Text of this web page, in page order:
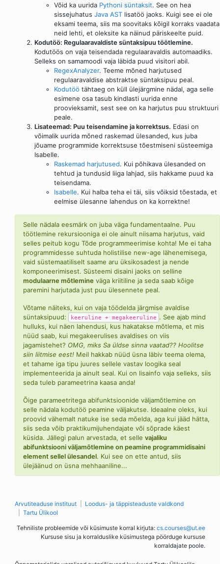
Võid ka uurida Pythoni süntaksit. See on hea
sissejuhatus Java AST lisatöö jaoks. Kuigi see ei ole
eksami teema, siis ma soovitaks kõigil korraks vaadata
neid lehti, et oleksite ka näinud päriskeelte puid.
Kodutöö: Regulaaravaldiste süntaksipuu töötlemine.
Kodutöös on vaja teisendada regulaaravaldis automaadiks.
Selleks on samamoodi vaja läbida puud visitori abil.
RegexAnalyzer. Teeme mõned harjutused
regulaaravaldise abstraktse süntaksipuu peal.
Kodutöö tähtaeg on küll ülejärgmine nädal, aga selle
esimene osa tasub kindlasti uurida enne
proovieksamit, sest see on ka harjutus puu struktuuri
peale.
Lisateemad: Puu teisendamine ja korrektsus. Edasi on
võimalik uurida mõned raskemad ülesanded, kus juba
jõuame programmide korrektsuse tõestmiseni süsteemiga
Isabelle.
Raskemad harjutused. Kui põhikava ülesanded on
tehtud ja tundusid liiga lahjad, siis hakkame puud ka
teisendama.
Isabelle. Kui halba teha ei täi, siis võiksid tõestada, et
eelmise ülesanne lahendus on ka korrektne!
Selle nädala eesmärk on juba väga fundamentaalne. Puu
töötlemine rekursiooniga ei ole ainult niisama harjutus, vaid
selles peitub kogu Tõde programmeerimise kohta! Me ei taha
programmidesse suhtuda holistilise new-age lähenemisega,
vaid süstemaatiliselt saame aru üksikosadest ja nende
komponeerimisest. Süsteemi disaini jaoks on selline
modulaarne mõtlemine väga kriitiline ja seda saab kõige
paremini harjutada just puu ülesennete peal.
Võtame näiteks, kui on vaja töödelda järgmise avaldise
süntaksipuud:
keeruline + megakeeruline . See ajab mind
hulluks, kui näen lahendusi, kus hakatakse mõtlema, et mis
nüüd saab, kui megakeerulises avaldises on viis
jagamistehet? OMG, miks Sa üldse sinna vaatad?? Hoolitse
siin liitmise eest! Meil hakkab nüüd üsna läbiv teema olema,
et tahame iga tipu juures sellele vastav loogika seal
implementeerida ja ainult seal. Kui on lisainfo vaja selleks, siis
seda tuleb parameetrina kaasa anda!
Õige parameetritega abifunktsioonide väljamõtlemine on
selle nädala kodutöö peamine väljakutse. Ideaalne oleks, kui
proovid vähemalt natuke ise seda mõelda, aga kui jääd hätta,
siis seda võib praktikumijuhendajate või sõprade käest
küsida. Jällegi palun arvestada, et sellevajaliku
abifunktsiooni väljamõtlemine on peamine programmidisaini
element sellel ülesandel. Kui see on ette antud, siis
ülejäänud on üsna mehhaaniline...
Arvutiteaduse instituut
Loodus- ja täppisteaduste valdkond
Tartu Ülikool
Tehniliste probleemide või küsimuste korral kirjuta: cs.courses@ut.ee
Kursuse sisu ja korralduslike küsimustega pöörduge kursuse
korraldajate poole.